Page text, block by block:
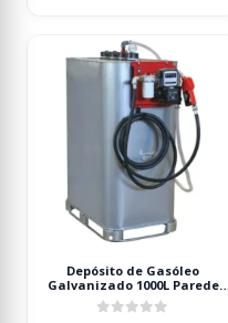
Depósito de Gasóleo
Galvanizado 1000L Parede
Dupla DRAKKAR 230V